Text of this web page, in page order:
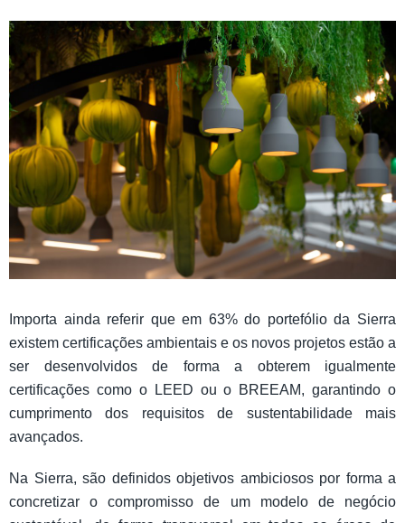
Importa ainda referir que em 63% do portefólio da Sierra
existem certificações ambientais e os novos projetos estão a
ser desenvolvidos de forma a obterem igualmente
certificações como o LEED ou o BREEAM, garantindo o
cumprimento dos requisitos de sustentabilidade mais
avançados.
Na Sierra, são definidos objetivos ambiciosos por forma a
concretizar o compromisso de um modelo de negócio